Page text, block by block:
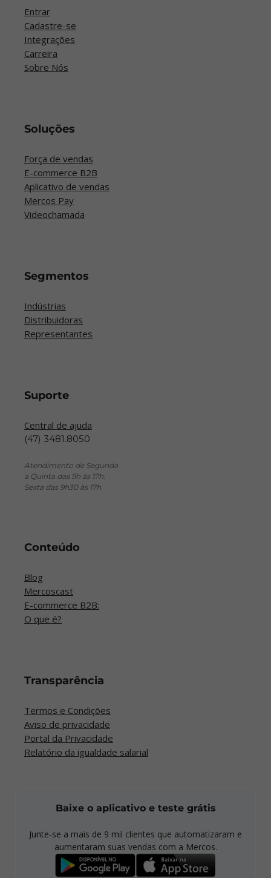
Entrar
Cadastre-se
Integrações
Carreira
Sobre Nós
Soluções
Força de vendas
E-commerce B2B
Aplicativo de vendas
Mercos Pay
Videochamada
Segmentos
Indústrias
Distribuidoras
Representantes
Conteúdo
Blog
Mercoscast
E-commerce B2B:
O que é?
Suporte
Central de ajuda
(47) 3481.8050
Atendimento de Segunda
a Quinta das 9h às 17h.
Sexta das 9h30 às 17h.
Transparência
Termos e Condições
Aviso de privacidade
Portal da Privacidade
Relatório da igualdade salarial
Baixe o aplicativo e teste grátis
Junte-se a mais de 9 mil clientes que automatizaram e
aumentaram suas vendas com a Mercos.